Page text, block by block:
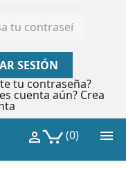
SESIÓN
tu contraseña?
cuenta aún? Crea

(0)
